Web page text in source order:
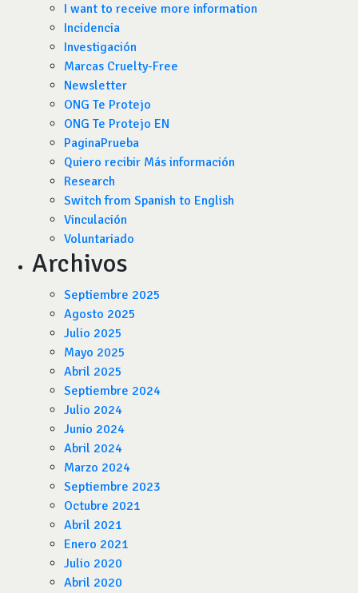
I want to receive more information
Incidencia
Investigación
Marcas Cruelty-Free
Newsletter
ONG Te Protejo
ONG Te Protejo EN
PaginaPrueba
Quiero recibir Más información
Research
Switch from Spanish to English
Vinculación
Voluntariado
Archivos
Septiembre 2025
Agosto 2025
Julio 2025
Mayo 2025
Abril 2025
Septiembre 2024
Julio 2024
Junio 2024
Abril 2024
Marzo 2024
Septiembre 2023
Octubre 2021
Abril 2021
Enero 2021
Julio 2020
Abril 2020